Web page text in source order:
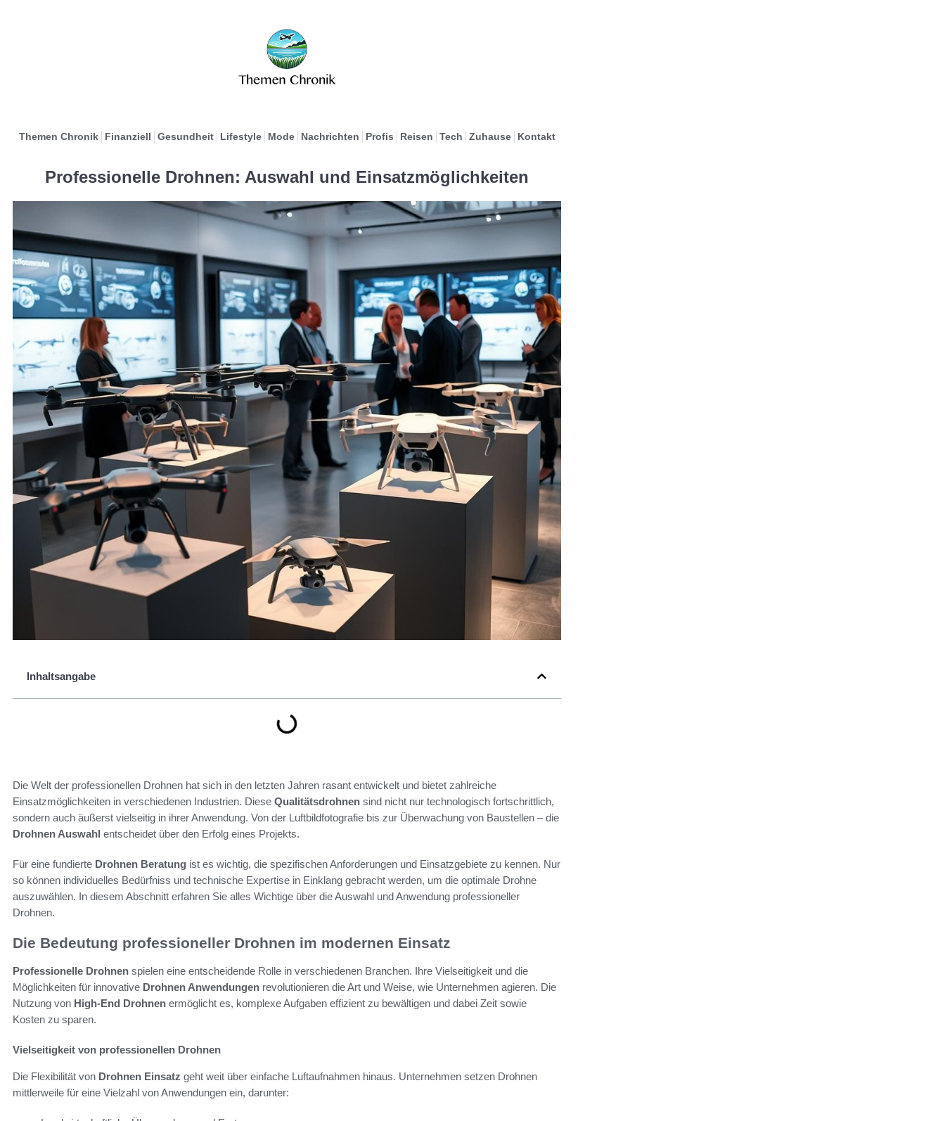
Themen Chronik Finanziell Gesundheit Lifestyle Mode Nachrichten Profis Reisen Tech Zuhause Kontakt
Professionelle Drohnen: Auswahl und Einsatzmöglichkeiten
Inhaltsangabe
Die Welt der professionellen Drohnen hat sich in den letzten Jahren rasant entwickelt und bietet zahlreiche
Einsatzmöglichkeiten in verschiedenen Industrien. Diese Qualitätsdrohnen sind nicht nur technologisch fortschrittlich,
sondern auch äußerst vielseitig in ihrer Anwendung. Von der Luftbildfotografie bis zur Überwachung von Baustellen – die
Drohnen Auswahl entscheidet über den Erfolg eines Projekts.
Für eine fundierte Drohnen Beratung ist es wichtig, die spezifischen Anforderungen und Einsatzgebiete zu kennen. Nur
so können individuelles Bedürfniss und technische Expertise in Einklang gebracht werden, um die optimale Drohne
auszuwählen. In diesem Abschnitt erfahren Sie alles Wichtige über die Auswahl und Anwendung professioneller
Drohnen.
Die Bedeutung professioneller Drohnen im modernen Einsatz
Professionelle Drohnen spielen eine entscheidende Rolle in verschiedenen Branchen. Ihre Vielseitigkeit und die
Möglichkeiten für innovative Drohnen Anwendungen revolutionieren die Art und Weise, wie Unternehmen agieren. Die
Nutzung von High-End Drohnen ermöglicht es, komplexe Aufgaben effizient zu bewältigen und dabei Zeit sowie
Kosten zu sparen.
Vielseitigkeit von professionellen Drohnen
Die Flexibilität von Drohnen Einsatz geht weit über einfache Luftaufnahmen hinaus. Unternehmen setzen Drohnen
mittlerweile für eine Vielzahl von Anwendungen ein, darunter: